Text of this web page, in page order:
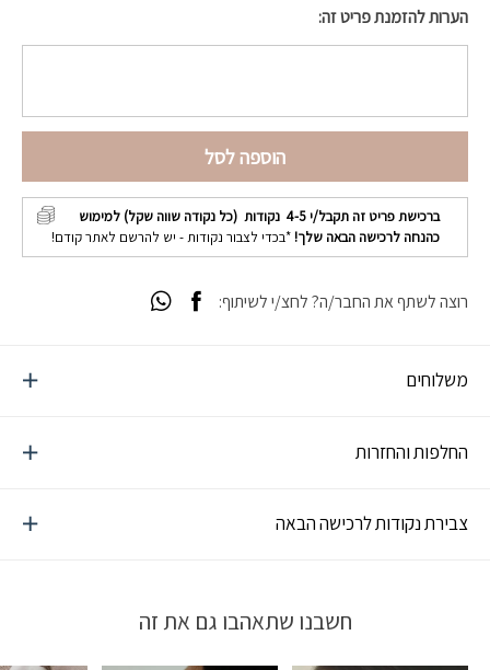
הערות להזמנת פריט זה:
הוספה לסל
ברכישת פריט זה תקבל/י 4-5 נקודות (כל נקודה שווה שקל) למימוש
כהנחה לרכישה הבאה שלך! *בכדי לצבור נקודות - יש להרשם לאתר קודם!
משלוחים
החלפות והחזרות
צבירת נקודות לרכישה הבאה
רוצה לשתף את החבר/ה? לחצ/י לשיתוף:
חשבנו שתאהבו גם את זה